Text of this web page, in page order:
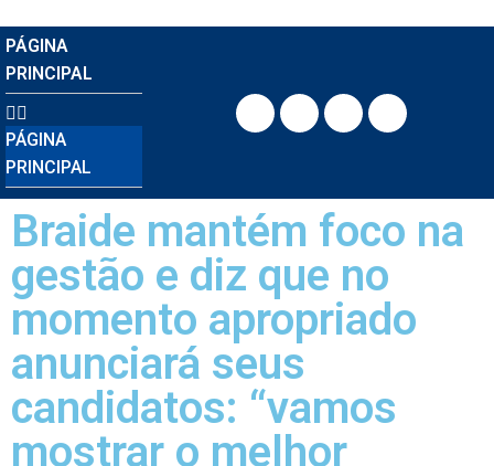
PÁGINA
PRINCIPAL
PÁGINA
PRINCIPAL
Braide mantém foco na
gestão e diz que no
momento apropriado
anunciará seus
candidatos: “vamos
mostrar o melhor